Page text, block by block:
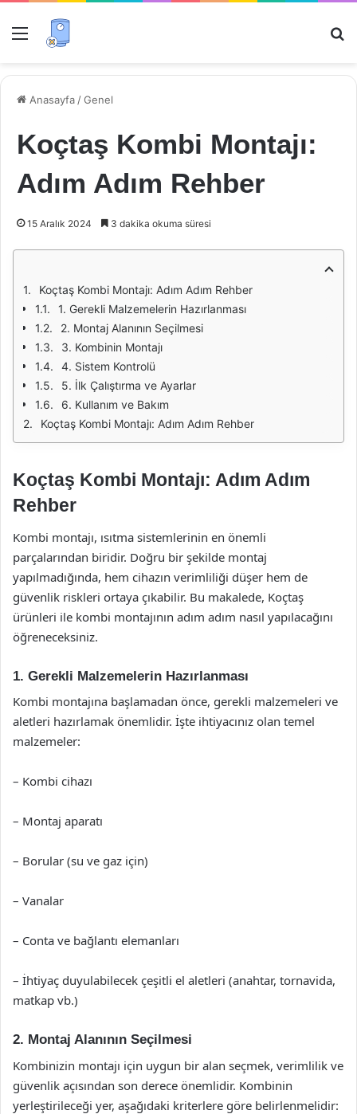
Menü
Anasayfa /Genel
Koçtaş Kombi Montajı:
Adım Adım Rehber
15 Aralık 2024 3 dakika okuma süresi
Koçtaş Kombi Montajı: Adım Adım Rehber
1. Gerekli Malzemelerin Hazırlanması
2. Montaj Alanının Seçilmesi
3. Kombinin Montajı
4. Sistem Kontrolü
5. İlk Çalıştırma ve Ayarlar
6. Kullanım ve Bakım
Koçtaş Kombi Montajı: Adım Adım Rehber
Koçtaş Kombi Montajı: Adım Adım
Rehber
Kombi montajı, ısıtma sistemlerinin en önemli
parçalarından biridir. Doğru bir şekilde montaj
yapılmadığında, hem cihazın verimliliği düşer hem de
güvenlik riskleri ortaya çıkabilir. Bu makalede, Koçtaş
ürünleri ile kombi montajının adım adım nasıl yapılacağını
öğreneceksiniz.
1. Gerekli Malzemelerin Hazırlanması
Kombi montajına başlamadan önce, gerekli malzemeleri ve
aletleri hazırlamak önemlidir. İşte ihtiyacınız olan temel
malzemeler:
– Kombi cihazı
– Montaj aparatı
– Borular (su ve gaz için)
– Vanalar
– Conta ve bağlantı elemanları
– İhtiyaç duyulabilecek çeşitli el aletleri (anahtar, tornavida,
matkap vb.)
2. Montaj Alanının Seçilmesi
Kombinizin montajı için uygun bir alan seçmek, verimlilik ve
güvenlik açısından son derece önemlidir. Kombinin
yerleştirileceği yer, aşağıdaki kriterlere göre belirlenmelidir: